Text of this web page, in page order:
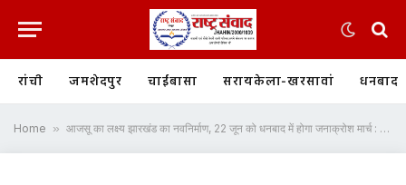
रांची जमशेदपुर चाईबासा सरायकेला-खरसावां धनबाद
Home » आजसू का लक्ष्य झारखंड का नवनिर्माण, 22 जून को धनबाद में होगा जनाक्रोश मार्च : सुदेश महतो